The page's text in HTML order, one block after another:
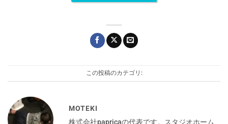
この投稿のカテゴリ:
MOTEKI